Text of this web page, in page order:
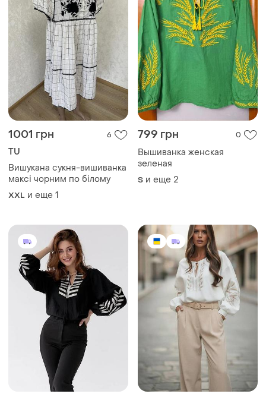
1001 грн 6
TU
Вишукана сукня-вишиванка
максі чорним по білому
XXL и еще 1
799 грн 0
Вышиванка женская
зеленая
S и еще 2